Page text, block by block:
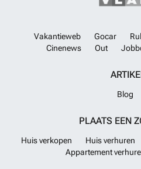
Vakantieweb Gocar
Cinenews
Out
Blog
PLAATS EEN
Huis verkopen Huis verhuren
Appartement